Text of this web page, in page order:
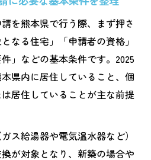
を熊本県で行う際、まず押さ
なる住宅」「申請者の資格」
」などの基本条件です。2025
県内に居住していること、個
居住していることが主な前提
ス給湯器や電気温水器など）
が対象となり、新築の場合や